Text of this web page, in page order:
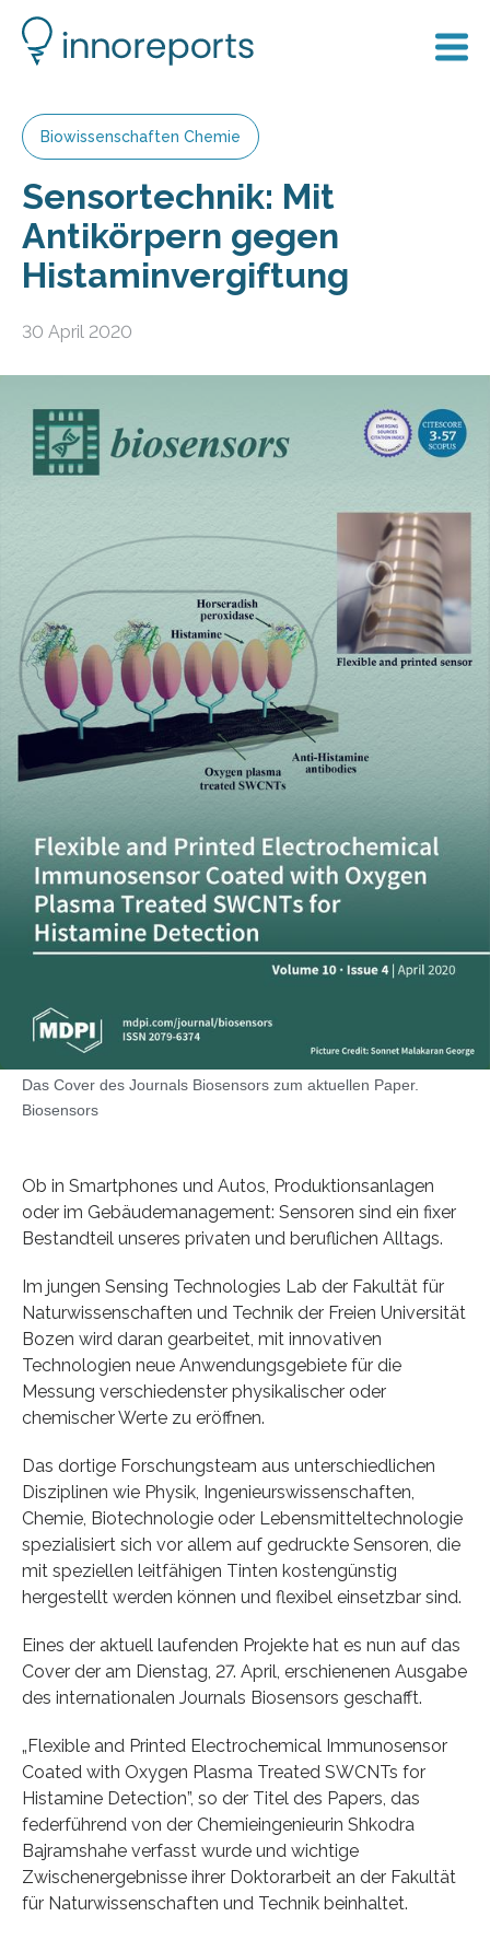
Biowissenschaften Chemie
Sensortechnik: Mit
Antikörpern gegen
Histaminvergiftung
30 April 2020
Das Cover des Journals Biosensors zum aktuellen Paper.
Biosensors
Ob in Smartphones und Autos, Produktionsanlagen
oder im Gebäudemanagement: Sensoren sind ein fixer
Bestandteil unseres privaten und beruflichen Alltags.
Im jungen Sensing Technologies Lab der Fakultät für
Naturwissenschaften und Technik der Freien Universität
Bozen wird daran gearbeitet, mit innovativen
Technologien neue Anwendungsgebiete für die
Messung verschiedenster physikalischer oder
chemischer Werte zu eröffnen.
Das dortige Forschungsteam aus unterschiedlichen
Disziplinen wie Physik, Ingenieurswissenschaften,
Chemie, Biotechnologie oder Lebensmitteltechnologie
spezialisiert sich vor allem auf gedruckte Sensoren, die
mit speziellen leitfähigen Tinten kostengünstig
hergestellt werden können und flexibel einsetzbar sind.
Eines der aktuell laufenden Projekte hat es nun auf das
Cover der am Dienstag, 27. April, erschienenen Ausgabe
des internationalen Journals Biosensors geschafft.
„Flexible and Printed Electrochemical Immunosensor
Coated with Oxygen Plasma Treated SWCNTs for
Histamine Detection”, so der Titel des Papers, das
federführend von der Chemieingenieurin Shkodra
Bajramshahe verfasst wurde und wichtige
Zwischenergebnisse ihrer Doktorarbeit an der Fakultät
für Naturwissenschaften und Technik beinhaltet.